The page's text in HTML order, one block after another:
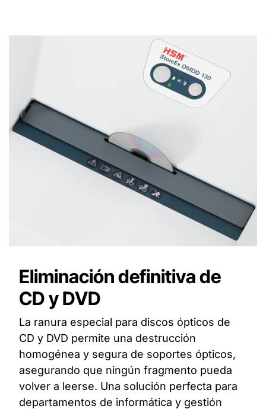
Eliminación definitiva de
CD y DVD
La ranura especial para discos ópticos de
CD y DVD permite una destrucción
homogénea y segura de soportes ópticos,
asegurando que ningún fragmento pueda
volver a leerse. Una solución perfecta para
departamentos de informática y gestión